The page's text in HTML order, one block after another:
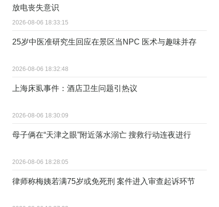
放电丧失意识
2026-08-06 18:33:15
25岁中医准研究生回应在景区当NPC 医术与趣味并存
2026-08-06 18:32:48
上海床虱事件：酒店卫生问题引热议
2026-08-06 18:30:09
母子俩在“天津之眼”附近落水溺亡 搜救行动连夜进行
2026-08-06 18:28:05
律师称梅姨若满75岁或免死刑 案件进入审查起诉环节